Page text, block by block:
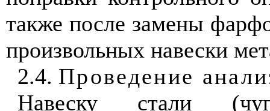
также после замены
произвольных навески
2.4. Проведение
Навеску стали